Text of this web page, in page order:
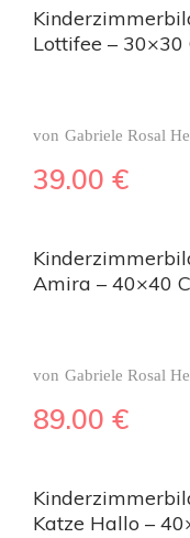
Lottifee – 30×30
von Gabriele Rosal
39.00 €
Amira – 40×40
von Gabriele Rosal
89.00 €
Katze Hallo –